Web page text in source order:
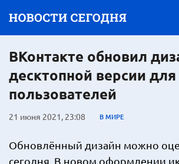
ВКонтакте обновил
десктопной версии для
пользователей
21 июня 2021, 23:08 В МИРЕ
Обновлённый дизайн можно
сегодня. В новом оформлении